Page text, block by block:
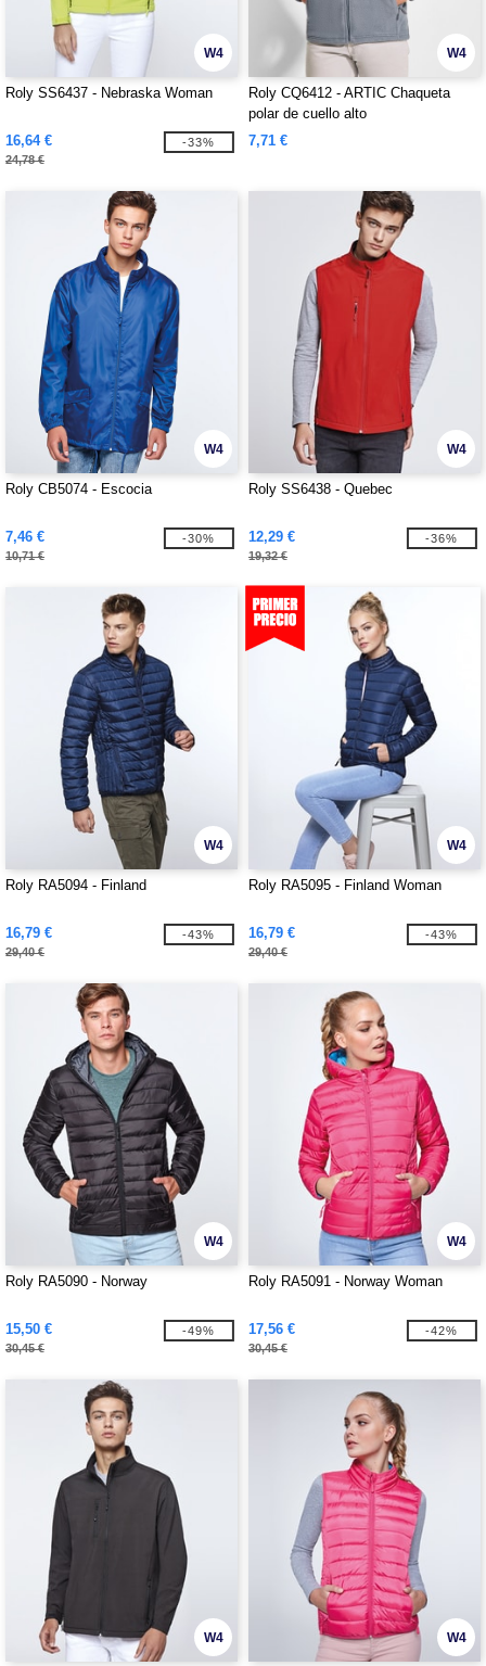
W4
Roly SS6437 - Nebraska Woman
16,64 €
24,78 €
-33%
W4
Roly CQ6412 - ARTIC Chaqueta
polar de cuello alto
7,71 €
W4
Roly CB5074 - Escocia
7,46 €
10,71 €
-30%
W4
Roly SS6438 - Quebec
12,29 €
19,32 €
-36%
W4
Roly RA5094 - Finland
16,79 €
29,40 €
-43%
W4
Roly RA5095 - Finland Woman
16,79 €
29,40 €
-43%
W4
Roly RA5090 - Norway
15,50 €
30,45 €
-49%
W4
Roly RA5091 - Norway Woman
17,56 €
30,45 €
-42%
W4 W4